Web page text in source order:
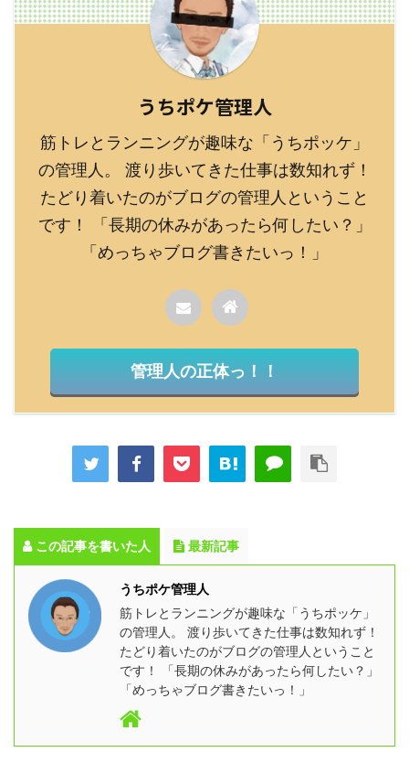
うちポケ管理人
筋トレとランニングが趣味な「うちポッケ」
の管理人。 渡り歩いてきた仕事は数知れず！
たどり着いたのがブログの管理人ということ
です！ 「長期の休みがあったら何したい？」
「めっちゃブログ書きたいっ！」
管理人の正体っ！！
この記事を書いた人 最新記事
うちポケ管理人
筋トレとランニングが趣味な「うちポッケ」
の管理人。 渡り歩いてきた仕事は数知れず！
たどり着いたのがブログの管理人ということ
です！ 「長期の休みがあったら何したい？」
「めっちゃブログ書きたいっ！」